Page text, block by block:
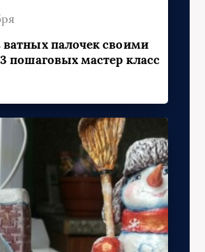
палочек своими
пошаговых мастер класс